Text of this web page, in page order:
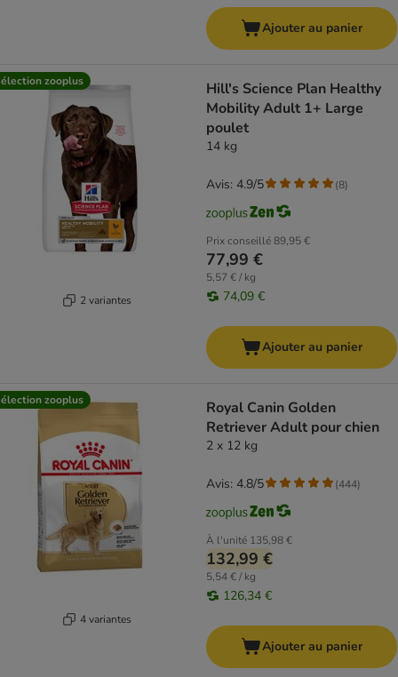
Ajouter au panier
zooplus
2 variantes
Hill's Science Plan Healthy
Mobility Adult 1+ Large
poulet
14 kg
Prix conseillé89,95 €
77,99 €
5,57 € / kg
74,09 €
Avis: 4.9/5 (8)
Ajouter au panier
zooplus
4 variantes
Royal Canin Golden
Retriever Adult pour chien
2 x 12 kg
À l'unité 135,98 €
132,99 €
5,54 € / kg
126,34 €
Avis: 4.8/5 (444)
Ajouter au panier